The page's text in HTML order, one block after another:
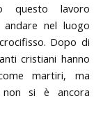
questo lavoro
andare nel luogo
Dopo di
cristiani hanno
martiri, ma
si è ancora